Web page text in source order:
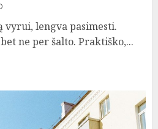
vyrui, lengva pasimesti.
ne per šalto. Praktiško,...